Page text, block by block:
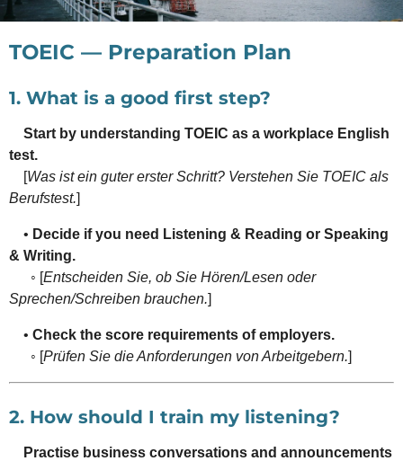
TOEIC — Preparation Plan
1. What is a good first step?
Start by understanding TOEIC as a workplace English
test.
[Was ist ein guter erster Schritt? Verstehen Sie TOEIC als
Berufstest.]
• Decide if you need Listening & Reading or Speaking
& Writing.
◦ [Entscheiden Sie, ob Sie Hören/Lesen oder
Sprechen/Schreiben brauchen.]
• Check the score requirements of employers.
◦ [Prüfen Sie die Anforderungen von Arbeitgebern.]
2. How should I train my listening?
Practise business conversations and announcements